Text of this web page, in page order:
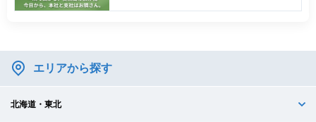
エリアから探す
北海道・東北